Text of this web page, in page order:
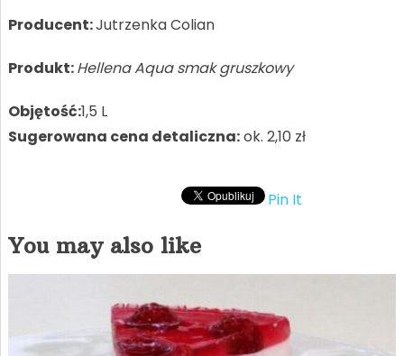
Producent:Jutrzenka Colian
Produkt:Hellena Aqua smak gruszkowy
Objętość:1,5 L
Sugerowana cena detaliczna:ok. 2,10 zł
Pin It
You may also like